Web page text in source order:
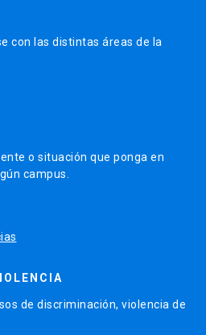
con las distintas áreas de la
o situación que ponga en
campus.
de discriminación, violencia de